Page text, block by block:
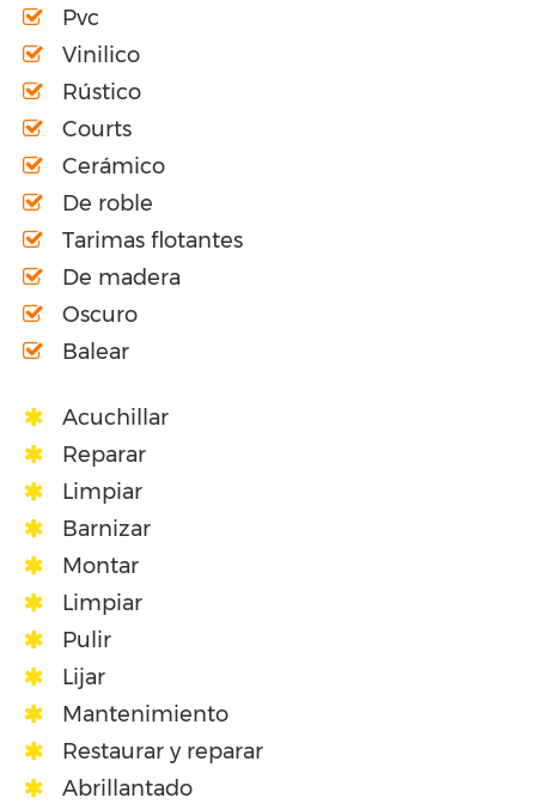
Pvc
Vinilico
Rústico
Courts
Cerámico
De roble
Tarimas flotantes
De madera
Oscuro
Balear
Acuchillar
Reparar
Limpiar
Barnizar
Montar
Limpiar
Pulir
Lijar
Mantenimiento
Restaurar y reparar
Abrillantado